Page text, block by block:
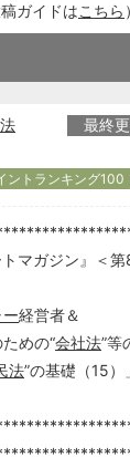
ガイドはこちら ）
最終
ントランキング100
トマガジン』＜
経営者＆
“会社法”等
法”の基礎（15）」